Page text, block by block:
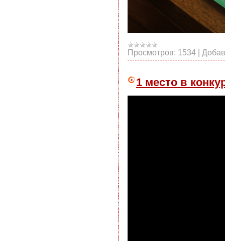
Просмотров: 1534 |
1 место в